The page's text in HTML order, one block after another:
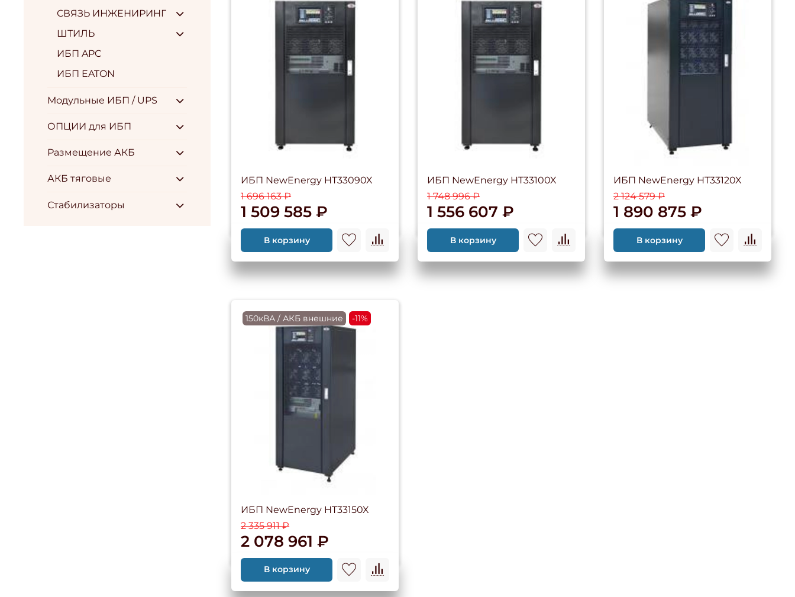
ИБП NewEnergy HT33090X
1 696 163 ₽
1 509 585 ₽
В корзину
ИБП NewEnergy HT33100X
1 748 996 ₽
1 556 607 ₽
В корзину
ИБП NewEnergy HT33120X
2 124 579 ₽
1 890 875 ₽
В корзину
150кВА / АКБ внешние -11%
ИБП NewEnergy HT33150X
2 335 911 ₽
2 078 961 ₽
В корзину
СВЯЗЬ ИНЖЕНИРИНГ
ШТИЛЬ
ИБП APC
ИБП EATON
Модульные ИБП / UPS
ОПЦИИ для ИБП
Размещение АКБ
АКБ тяговые
Стабилизаторы